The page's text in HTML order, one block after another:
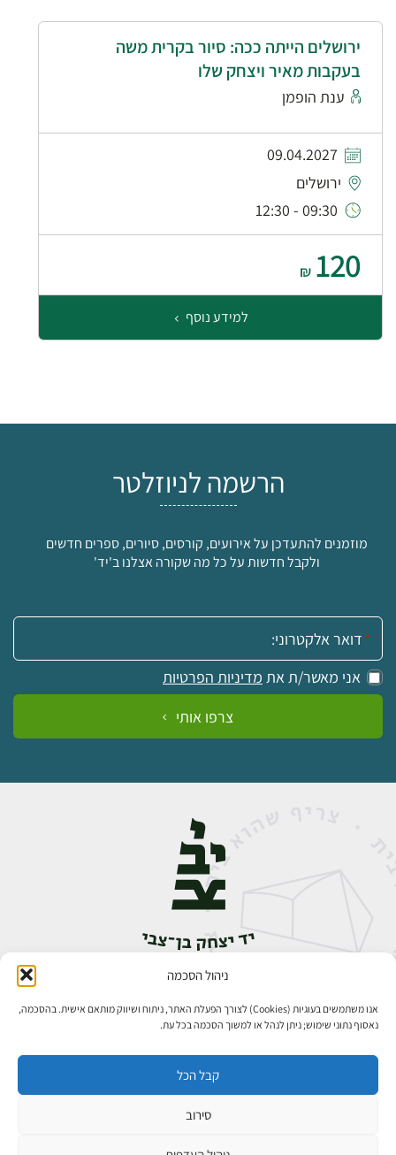
ניהול הסכמה
אנו משתמשים בעוגיות (Cookies) לצורך הפעלת האתר, ניתוח ושיווק מותאם אישית. בהסכמה,
נאסוף נתוני שימוש; ניתן לנהל או למשוך הסכמה בכל עת.
קבל הכל
סירוב
ירושלים הייתה ככה: סיור בקרית משה
בעקבות מאיר ויצחק שלו
ענת הופמן
09.04.2027
ירושלים
09:30 - 12:30
120
₪
למידע נוסף
הרשמה לניוזלטר
מוזמנים להתעדכן על אירועים, קורסים, סיורים, ספרים חדשים
ולקבל חדשות על כל מה שקורה אצלנו ב'יד'
אימייל:
אני מאשר/ת את מדיניות הפרטיות
צרפו אותי
אבן גבירול 14, רחביה, ירושלים